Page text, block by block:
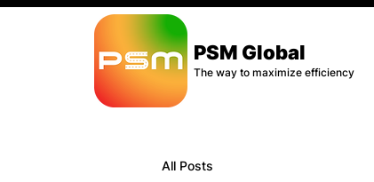
PSM Global
The way to maximize efficiency
All Posts